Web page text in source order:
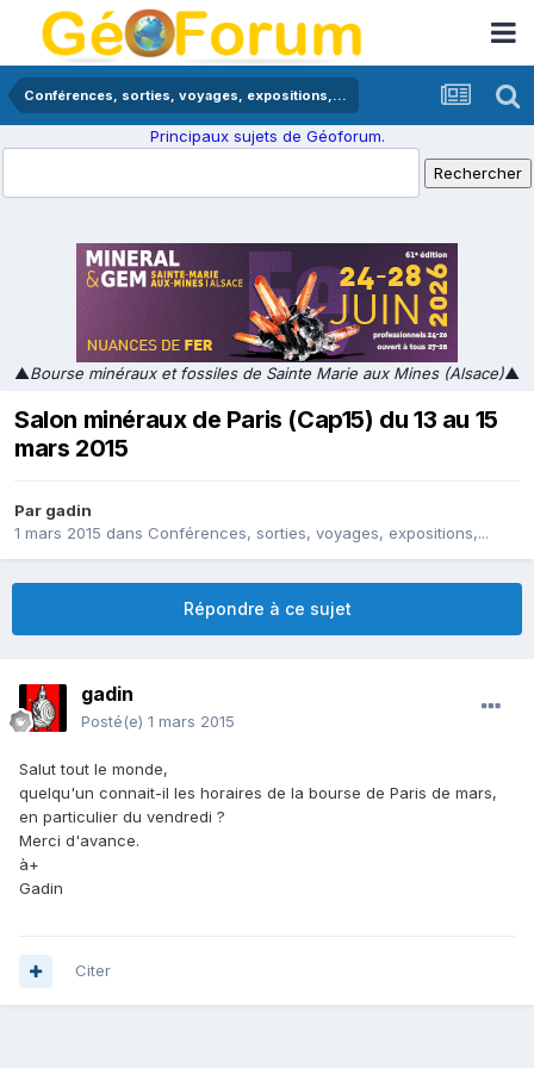
Conférences, sorties, voyages, expositions,...
Principaux sujets de Géoforum.
▲Bourse minéraux et fossiles de Sainte Marie aux Mines (Alsace)▲
Salon minéraux de Paris (Cap15) du 13 au 15
mars 2015
Par gadin
1 mars 2015 dans Conférences, sorties, voyages, expositions,...
Répondre à ce sujet
gadin
Posté(e) 1 mars 2015
Salut tout le monde,
quelqu'un connait-il les horaires de la bourse de Paris de mars,
en particulier du vendredi ?
Merci d'avance.
à+
Gadin
Citer